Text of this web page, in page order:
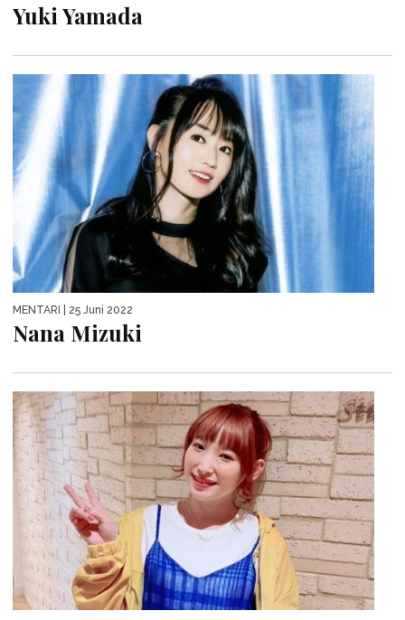
Yuki Yamada
MENTARI | 25 Juni 2022
Nana Mizuki